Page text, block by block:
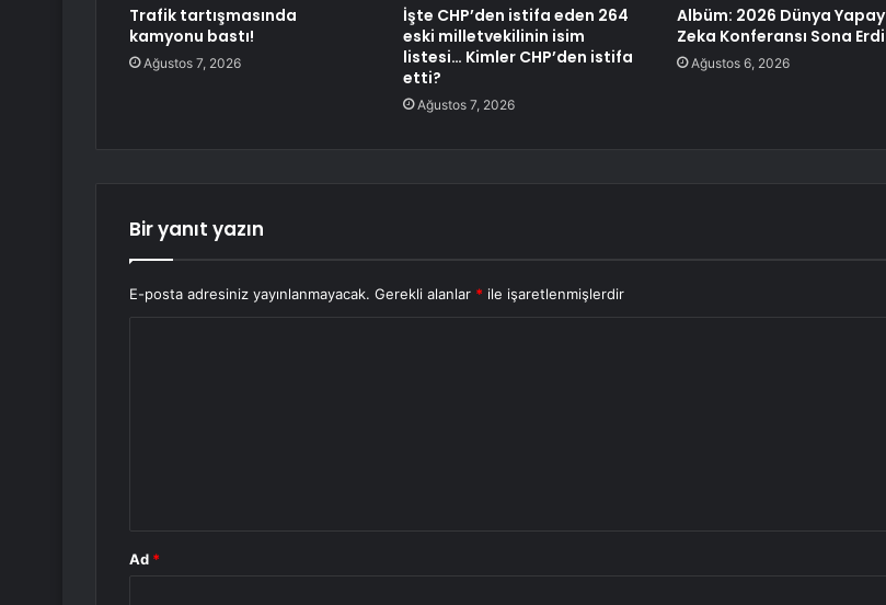
Trafik tartışmasında
kamyonu bastı!
Ağustos 7, 2026
İşte CHP’den istifa eden 264
eski milletvekilinin isim
listesi… Kimler CHP’den istifa
etti?
Ağustos 7, 2026
Albüm: 2026 Dünya Yapay
Zeka Konferansı Sona Erdi
Ağustos 6, 2026
Bir yanıt yazın
E-posta adresiniz yayınlanmayacak. Gerekli alanlar * ile işaretlenmişlerdir
Ad *